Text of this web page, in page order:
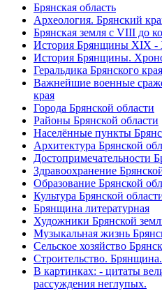
Брянская область
Археология. Брянский
Брянская земля с VIII до
История Брянщины XIX -
История Брянщины.
Геральдика Брянского края
Важнейшие военные
края
Города Брянской области
Районы Брянской области
Населённые пункты
Архитектура Брянской
Достопримечательности
Здравоохранение
Образование Брянской
Культура Брянской
Брянщина литературная
Художники Брянской
Музыкальная жизнь
Сельское хозяйство
Строительство. Брянщина.
В картинках: - цитаты
рассуждения неглупых.